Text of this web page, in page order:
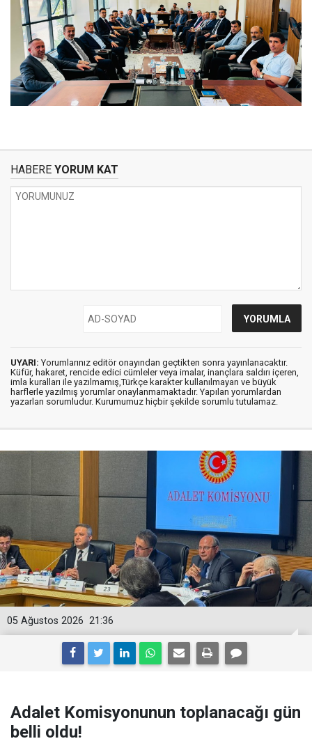
HABERE YORUM KAT
UYARI: Yorumlarınız editör onayından geçtikten sonra yayınlanacaktır.
Küfür, hakaret, rencide edici cümleler veya imalar, inançlara saldırı içeren,
imla kuralları ile yazılmamış,Türkçe karakter kullanılmayan ve büyük
harflerle yazılmış yorumlar onaylanmamaktadır. Yapılan yorumlardan
yazarları sorumludur. Kurumumuz hiçbir şekilde sorumlu tutulamaz.
21:36
05 Ağustos 2026
Adalet Komisyonunun toplanacağı gün
belli oldu!